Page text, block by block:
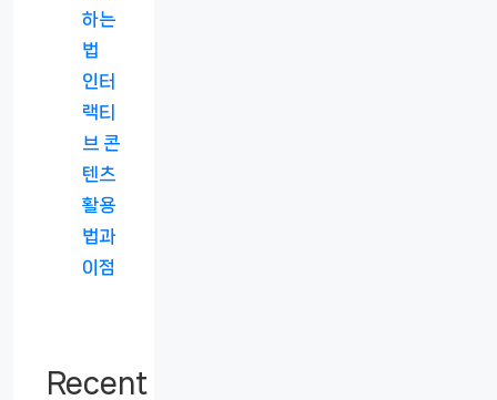
하는
법
인터
랙티
브 콘
텐츠
활용
법과
이점
Recent